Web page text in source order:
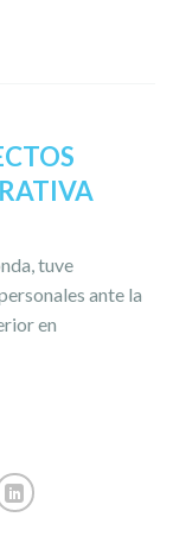
tuve
ante la
en